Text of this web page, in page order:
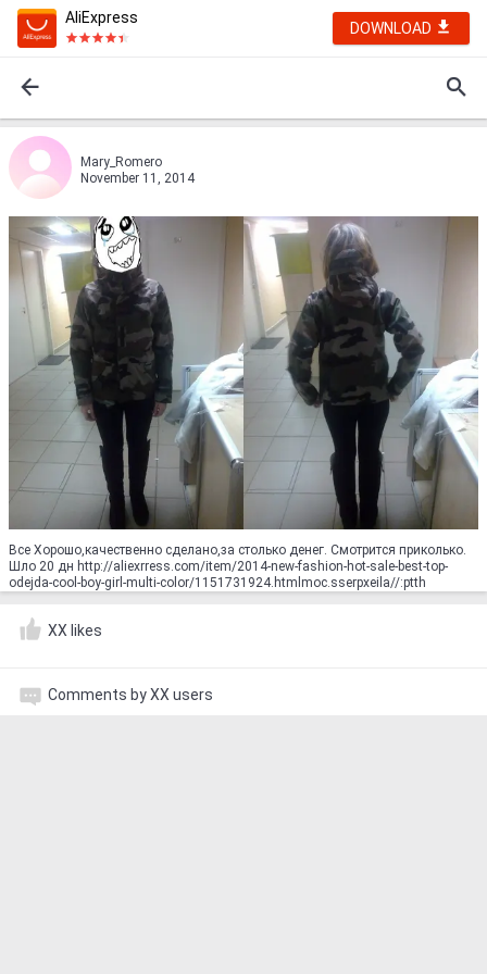
AliExpress
DOWNLOAD
Mary_Romero
November 11, 2014
Все Хорошо,качественно сделано,за столько денег. Смотрится приколько.
Шло 20 дн http://aliexrress.com/item/2014-new-fashion-hot-sale-best-top-
odejda-cool-boy-girl-multi-color/1151731924.html‮http://aliexpress.com
XX likes
Comments by XX users